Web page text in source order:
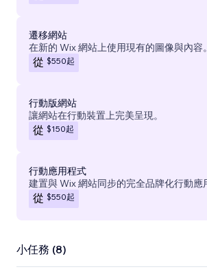
遷移網站
在新的 Wix 網站上使用現有的圖像與內容。
從 $550起
行動版網站
讓網站在行動裝置上完美呈現。
從 $150起
行動應用程式
建置與 Wix 網站同步的完全品牌化行動應
從 $550起
小任務 (8)